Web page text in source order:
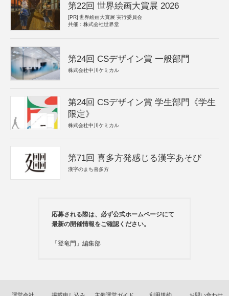
第22回 世界絵画大賞展 2026
[PR] 世界絵画大賞展 実行委員会
共催：株式会社世界堂
第24回 CSデザイン賞 一般部門
株式会社中川ケミカル
第24回 CSデザイン賞 学生部門《学生
限定》
株式会社中川ケミカル
第71回 喜多方発感じる漢字あそび
漢字のまち喜多方
応募される際は、必ず公式ホームページにて
最新の開催情報をご確認ください。
「登竜門」編集部